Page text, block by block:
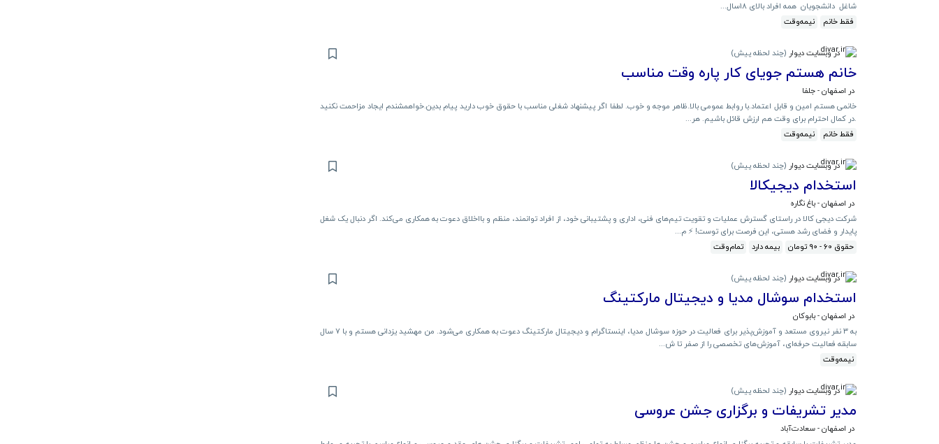
شاغل دانشجویان همه افراد بالای 18سال...
فقط خانم
نیمه‌وقت
در وبسایت دیوار (چند لحظه پیش)
خانم هستم جویای کار پاره وقت مناسب
در اصفهان - جلفا
خانمی هستم امین و قابل اعتماد.با روابط عمومی بالا.ظاهر موجه و خوب. لطفا اگر پیشنهاد شغلی مناسب با حقوق خوب دارید پیام بدین.خواهمشندم ایجاد مزاحمت نکنید
.در کمال احترام برای وقت هم ارزش قائل باشیم. هر...
فقط خانم
نیمه‌وقت
در وبسایت دیوار (چند لحظه پیش)
استخدام دیجیکالا
در اصفهان - باغ نگاره
شرکت دیجی کالا در راستای گسترش عملیات و تقویت تیم‌های فنی، اداری و پشتیبانی خود، از افراد توانمند، منظم و بااخلاق دعوت به همکاری می‌کند. اگر دنبال یک شغل
پایدار و فضای رشد هستی، این فرصت برای توست! ⚡️ م...
حقوق 60 - 90 تومان
بیمه دارد تمام‌وقت
در وبسایت دیوار (چند لحظه پیش)
استخدام سوشال مدیا و دیجیتال مارکتینگ
در اصفهان - بابوکان
به ۳ نفر نیروی مستعد و آموزش‌پذیر برای فعالیت در حوزه سوشال مدیا، اینستاگرام و دیجیتال مارکتینگ دعوت به همکاری می‌شود. من مهشید یزدانی هستم و با ۷ سال
سابقه فعالیت حرفه‌ای، آموزش‌های تخصصی را از صفر تا ش...
نیمه‌وقت
در وبسایت دیوار (چند لحظه پیش)
مدیر تشریفات و برگزاری جشن عروسی
در اصفهان - سعادت‌آباد